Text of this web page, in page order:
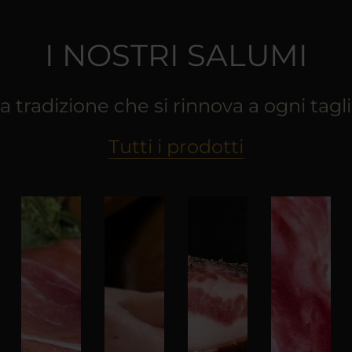
I NOSTRI SALUMI
tradizione che si rinnova a ogni
Tutti i prodotti